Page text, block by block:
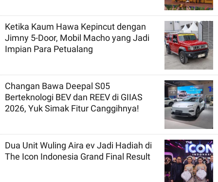
Ketika Kaum Hawa Kepincut dengan
Jimny 5-Door, Mobil Macho yang Jadi
Impian Para Petualang
Changan Bawa Deepal S05
Berteknologi BEV dan REEV di GIIAS
2026, Yuk Simak Fitur Canggihnya!
Dua Unit Wuling Aira ev Jadi Hadiah di
The Icon Indonesia Grand Final Result